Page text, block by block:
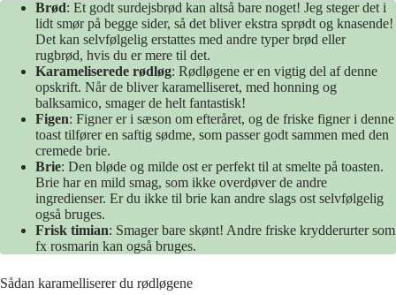
Brød: Et godt surdejsbrød kan altså bare noget! Jeg steger det i
lidt smør på begge sider, så det bliver ekstra sprødt og knasende!
Det kan selvfølgelig erstattes med andre typer brød eller
rugbrød, hvis du er mere til det.
Karameliserede rødløg: Rødløgene er en vigtig del af denne
opskrift. Når de bliver karamelliseret, med honning og
balksamico, smager de helt fantastisk!
Figen: Figner er i sæson om efteråret, og de friske figner i denne
toast tilfører en saftig sødme, som passer godt sammen med den
cremede brie.
Brie: Den bløde og milde ost er perfekt til at smelte på toasten.
Brie har en mild smag, som ikke overdøver de andre
ingredienser. Er du ikke til brie kan andre slags ost selvfølgelig
også bruges.
Frisk timian: Smager bare skønt! Andre friske krydderurter som
fx rosmarin kan også bruges.
Sådan karamelliserer du rødløgene